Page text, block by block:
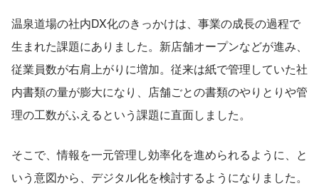
温泉道場の社内DX化のきっかけは、事業の成長の過程で
生まれた課題にありました。新店舗オープンなどが進み、
従業員数が右肩上がりに増加。従来は紙で管理していた社
内書類の量が膨大になり、店舗ごとの書類のやりとりや管
理の工数がふえるという課題に直面しました。
そこで、情報を一元管理し効率化を進められるように、と
いう意図から、デジタル化を検討するようになりました。